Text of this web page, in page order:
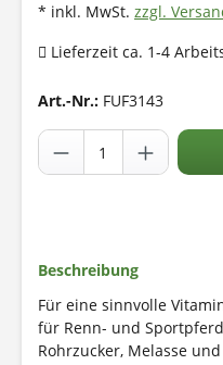
* inkl. MwSt. zzgl.
Lieferzeit ca. 1-4
Art.-Nr.: FUF3143
Beschreibung
Für eine sinnvolle
für Renn- und
Rohrzucker, Melasse